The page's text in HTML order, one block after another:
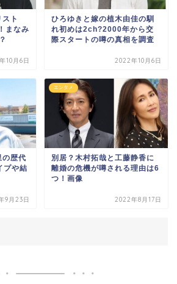
ト
まなみ
10月6日
ひろゆきと嫁の植木由佳の馴
れ初めは2ch?2000年から交
際スタートの噂の真相を調査
2022年10月6日
の歴代
プや結
9月23日
エンタメ
別居？木村拓哉と工藤静香に
離婚の危機が噂される理由は6
つ！画像
2022年8月17日